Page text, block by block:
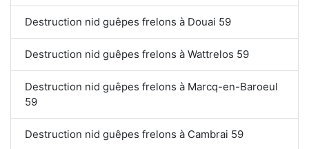
Destruction nid guêpes frelons à Douai 59
Destruction nid guêpes frelons à Wattrelos 59
Destruction nid guêpes frelons à Marcq-en-Baroeul
59
Destruction nid guêpes frelons à Cambrai 59